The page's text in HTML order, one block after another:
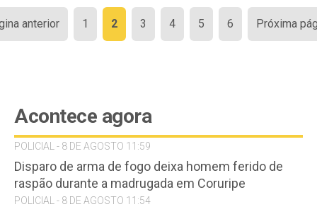
Paginação
de
anterior 1 2 3 4 5 6 Próxima
Acontece agora
POLICIAL - 8 DE AGOSTO 11:59
Disparo de arma de fogo deixa homem ferido de
raspão durante a madrugada em Coruripe
POLICIAL - 8 DE AGOSTO 11:54